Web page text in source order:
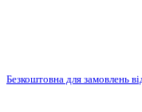
Безкоштовна для замовлень